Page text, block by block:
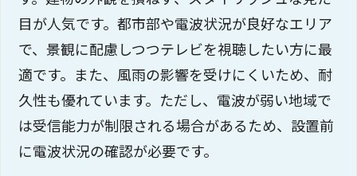
目が人気です。都市部や電波状況が良好なエリア
で、景観に配慮しつつテレビを視聴したい方に最
適です。また、風雨の影響を受けにくいため、耐
久性も優れています。ただし、電波が弱い地域で
は受信能力が制限される場合があるため、設置前
に電波状況の確認が必要です。